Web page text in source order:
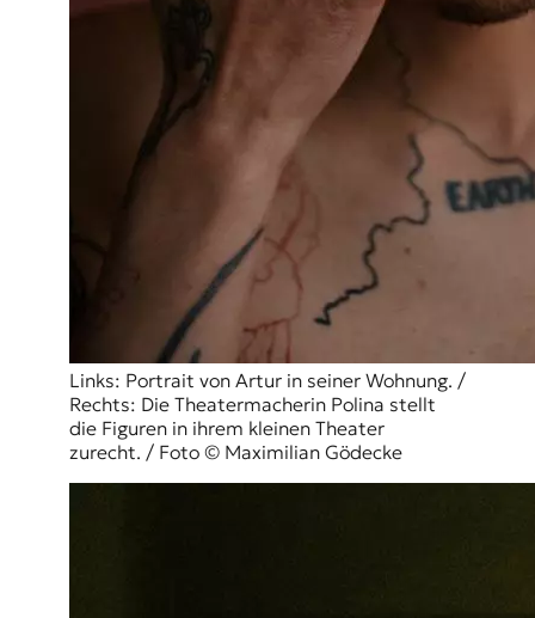
Links: Portrait von Artur in seiner Wohnung. /
Rechts: Die Theatermacherin Polina stellt
die Figuren in ihrem kleinen Theater
zurecht. / Foto © Maximilian Gödecke